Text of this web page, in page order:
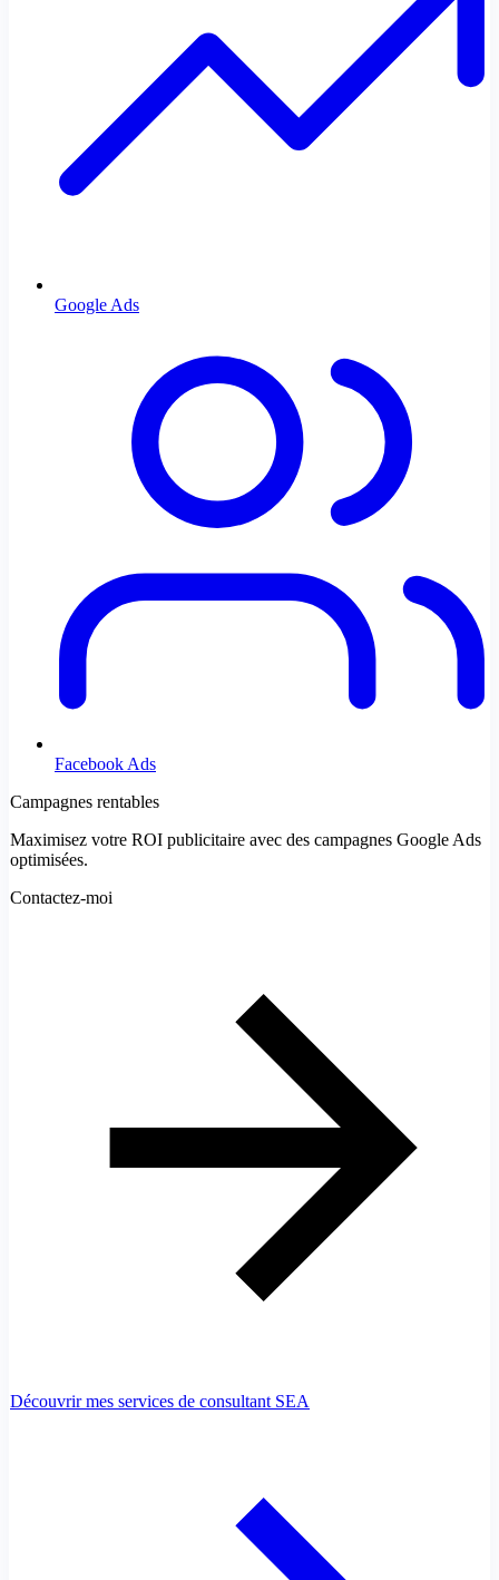
Google Ads
Facebook Ads
Campagnes rentables
Maximisez votre ROI publicitaire avec des campagnes Google Ads
optimisées.
Contactez-moi
Découvrir mes services de consultant SEA